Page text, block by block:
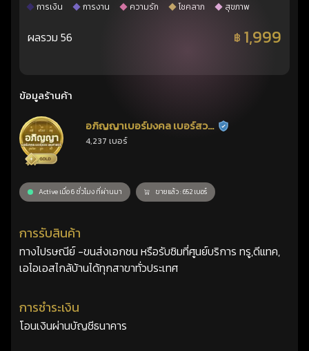
การเงิน การงาน ความรัก โชคลาภ สุขภาพ
ผลรวม 56 ฿ 1,999
ข้อมูลร้านค้า
อภิญญาเบอร์มงคล เบอร์สวย
เลขศาสตร์
ร้านยืนยันแล้ว
4,237 เบอร์
Active เมื่อ 6 ชั่วโมง ที่ผ่านมา ขายแล้ว : 652 เบอร์
การรับสินค้า
ทางไปรษณีย์ -ขนส่งเอกชน หรือรับซิมที่ศูนย์บริการ ทรู,ดีแทค,
เอไอเอสไกล้บ้านได้ทุกสาขาทั่วประเทศ
การชำระเงิน
โอนเงินผ่านบัญชีธนาคาร